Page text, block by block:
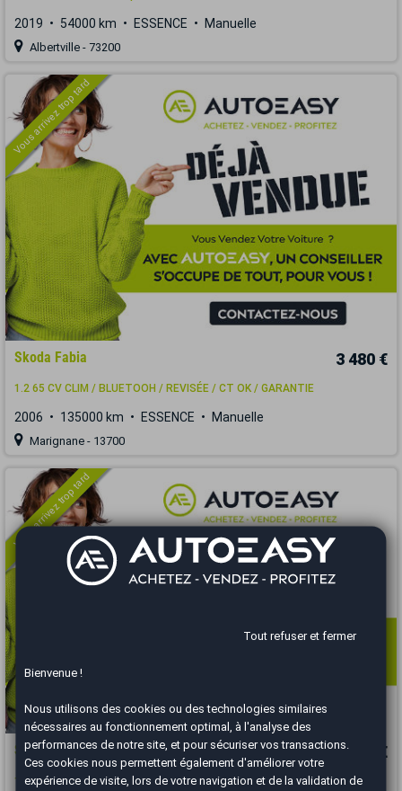
2019 54000 km ESSENCE Manuelle
Albertville - 73200
Vous arrivez trop tard
Skoda Fabia 3 480 €
1.2 65 CV CLIM / BLUETOOH / REVISÉE / CT OK / GARANTIE
2006 135000 km ESSENCE Manuelle
Marignane - 13700
Vous arrivez trop tard
Skoda Fabia 6 490 €
1.0 MPI / ACTIVE / CLIM
Tout refuser et fermer
Bienvenue !
Nous utilisons des cookies ou des technologies similaires
nécessaires au fonctionnement optimal, à l'analyse des
performances de notre site, et pour sécuriser vos transactions.
Ces cookies nous permettent également d'améliorer votre
expérience de visite, lors de votre navigation et de la validation de